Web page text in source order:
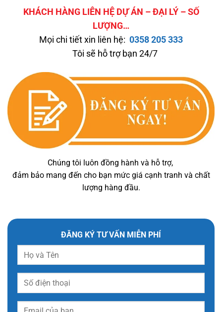
KHÁCH HÀNG LIÊN HỆ DỰ ÁN – ĐẠI LÝ – SỐ
LƯỢNG…
Mọi chi tiết xin liên hệ: 0358 205 333
Tôi sẽ hỗ trợ bạn 24/7
Chúng tôi luôn đồng hành và hỗ trợ,
đảm bảo mang đến cho bạn mức giá cạnh tranh và chất
lượng hàng đầu.
ĐĂNG KÝ TƯ VẤN MIỄN PHÍ